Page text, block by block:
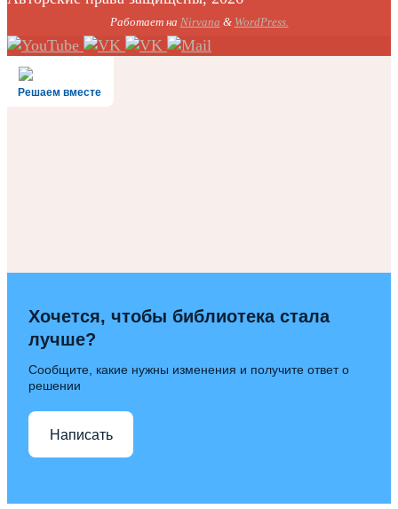
Работает на Nirvana & WordPress.
Решаем вместе
Хочется, чтобы библиотека стала
лучше?
Сообщите, какие нужны изменения и получите ответ о
решении
Написать